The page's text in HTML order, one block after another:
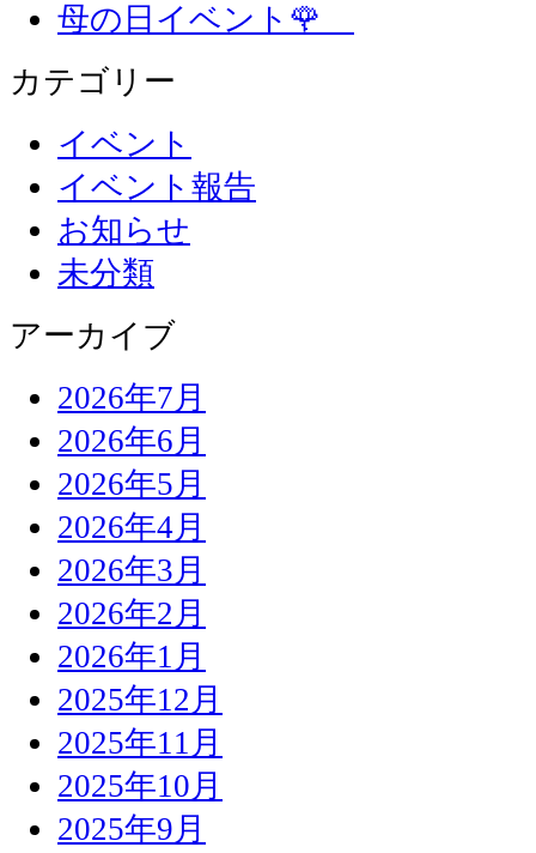
母の日イベント🌹
カテゴリー
イベント
イベント報告
お知らせ
未分類
アーカイブ
2026年7月
2026年6月
2026年5月
2026年4月
2026年3月
2026年2月
2026年1月
2025年12月
2025年11月
2025年10月
2025年9月